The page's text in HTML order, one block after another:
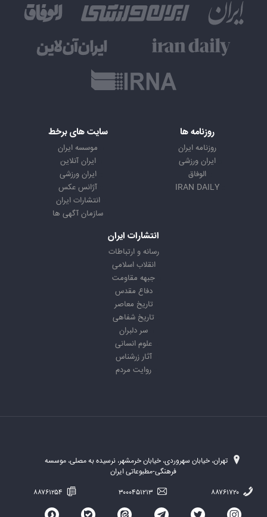
روزنامه ها
روزنامه ایران
ایران ورزشی
الوفاق
IRAN DAILY
سایت های برخط
موسسه ایران
ایران آنلاین
ایران ورزشی
آژانس عکس
انتشارات ایران
سازمان آگهی ها
انتشارات ایران
رسانه و ارتباطات
انقلاب اسلامی
جبهه مقاومت
دفاع مقدس
تاریخ معاصر
تاریخ شفاهی
سر دلبران
علوم انسانی
آثار زرشناس
روایت مردم
تهران، خیابان سهروردی، خیابان خرمشهر، نرسیده به مصلی، موسسه
فرهنگی-مطبوعاتی ایران